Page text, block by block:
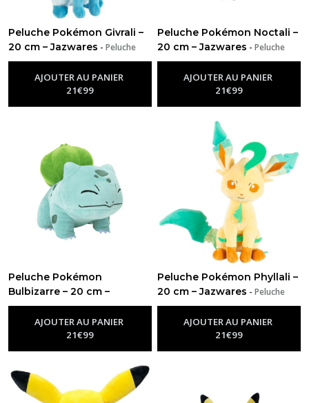
Peluche Pokémon Givrali –
20 cm – Jazwares - Peluche
Pokémon
AJOUTER AU PANIER
21€99
Peluche Pokémon Noctali –
20 cm – Jazwares -Peluche
Pokémon
AJOUTER AU PANIER
21€99
Peluche Pokémon
Bulbizarre – 20 cm –
Jazwares-Peluche Pokémon
AJOUTER AU PANIER
21€99
Peluche Pokémon Phyllali –
20 cm – Jazwares -Peluche
Pokémon
AJOUTER AU PANIER
21€99